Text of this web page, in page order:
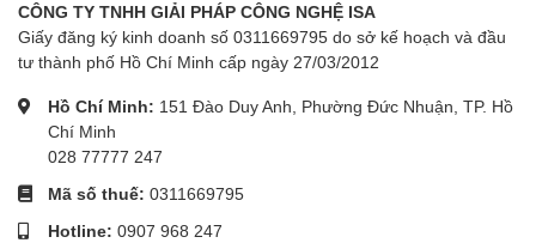
CÔNG TY TNHH GIẢI PHÁP CÔNG NGHỆ ISA
Giấy đăng ký kinh doanh số 0311669795 do sở kế hoạch và đầu
tư thành phố Hồ Chí Minh cấp ngày 27/03/2012
Hồ Chí Minh: 151 Đào Duy Anh, Phường Đức Nhuận, TP. Hồ
Chí Minh
028 77777 247
Mã số thuế: 0311669795
Hotline: 0907 968 247